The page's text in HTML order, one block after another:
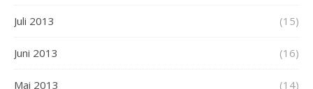
Juli 2013 (15)
Juni 2013 (16)
Mai 2013 (14)